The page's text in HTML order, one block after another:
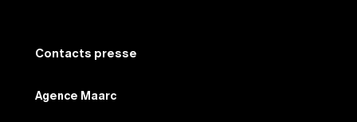
Contacts presse
Agence Maarc